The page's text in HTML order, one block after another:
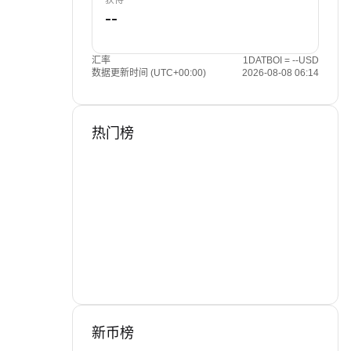
汇率
1DATBOI = --USD
数据更新时间 (UTC+00:00)
2026-08-08 06:14
热门榜
新币榜